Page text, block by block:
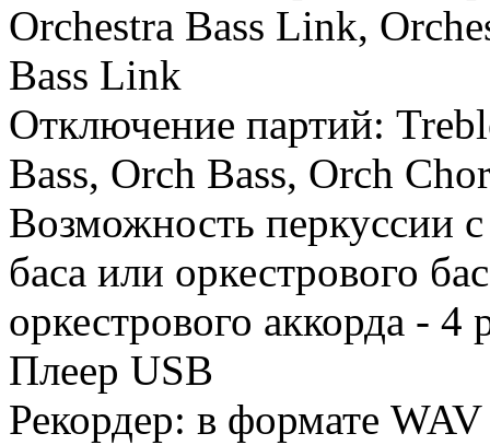
Orchestra Bass Link,
Bass Link
Отключение партий:
Bass, Orch Bass, Orch
Возможность перкуссии
баса или оркестрового
оркестрового аккорда - 4
Плеер USB
Рекордер: в формате